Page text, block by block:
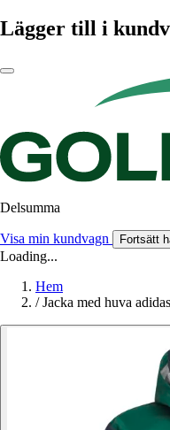
Lägger till i
Delsumma
Visa min kundvagn Fortsätt
Loading...
Hem
/ Jacka med huva